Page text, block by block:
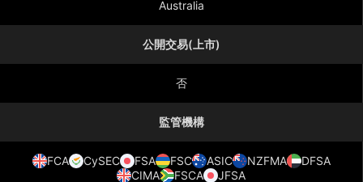
Australia
公開交易(上市)
否
監管機構
FCA CySEC FSA FSC ASIC NZFMA
DFSA
CIMA
FSCA JFSA